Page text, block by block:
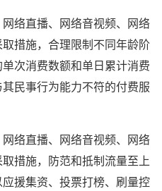
络直播、网络音视频、网络
措施，合理限制不同年龄阶
次消费数额和单日累计消费
民事行为能力不符的付费服
络直播、网络音视频、网络
措施，防范和抵制流量至上
援集资、投票打榜、刷量控